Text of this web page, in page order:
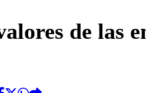
de las